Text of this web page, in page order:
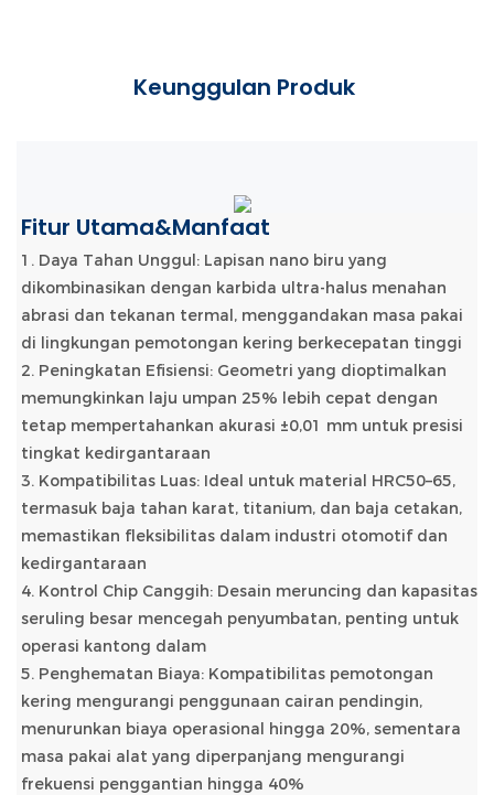
Keunggulan Produk
Fitur Utama&Manfaat
1. Daya Tahan Unggul: Lapisan nano biru yang
dikombinasikan dengan karbida ultra-halus menahan
abrasi dan tekanan termal, menggandakan masa pakai
di lingkungan pemotongan kering berkecepatan tinggi
2. Peningkatan Efisiensi: Geometri yang dioptimalkan
memungkinkan laju umpan 25% lebih cepat dengan
tetap mempertahankan akurasi ±0,01 mm untuk presisi
tingkat kedirgantaraan
3. Kompatibilitas Luas: Ideal untuk material HRC50–65,
termasuk baja tahan karat, titanium, dan baja cetakan,
memastikan fleksibilitas dalam industri otomotif dan
kedirgantaraan
4. Kontrol Chip Canggih: Desain meruncing dan kapasitas
seruling besar mencegah penyumbatan, penting untuk
operasi kantong dalam
5. Penghematan Biaya: Kompatibilitas pemotongan
kering mengurangi penggunaan cairan pendingin,
menurunkan biaya operasional hingga 20%, sementara
masa pakai alat yang diperpanjang mengurangi
frekuensi penggantian hingga 40%